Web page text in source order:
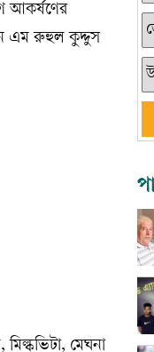
আকর্ষণের
এম রুহুল কুদ্দুস
মেঘনা